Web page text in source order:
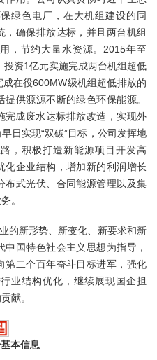
绿色电厂，在大机组建设的同
，确保排放达标，并且两台机组
，节约大量水资源。2015年至
资1亿元实施完成两台机组超低
在役600MW级机组超低排放的
供源源不断的绿色环保能源。
完成废水达标排放改造，实现外
日实现“双碳”目标，公司发挥地
，积极打造新能源项目开发高
化企业结构，增加新的利润增长
布式光伏、合同能源管理以及集
。
的新形势、新变化、新要求和新
国特色社会主义思想为指导，
第二个百年奋斗目标进军，强化
业结构优化，继续展现国企担
献。
本信息